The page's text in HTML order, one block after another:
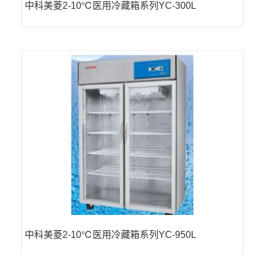
中科美菱2-10℃医用冷藏箱系列YC-300L
中科美菱2-10℃医用冷藏箱系列YC-950L